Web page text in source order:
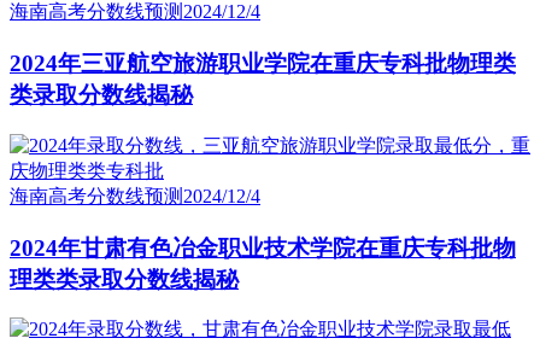
海南高考分数线预测2024/12/4
2024年三亚航空旅游职业学院在重庆专科批物理类
类录取分数线揭秘
海南高考分数线预测 2024/12/4
2024年甘肃有色冶金职业技术学院在重庆专科批物
理类类录取分数线揭秘